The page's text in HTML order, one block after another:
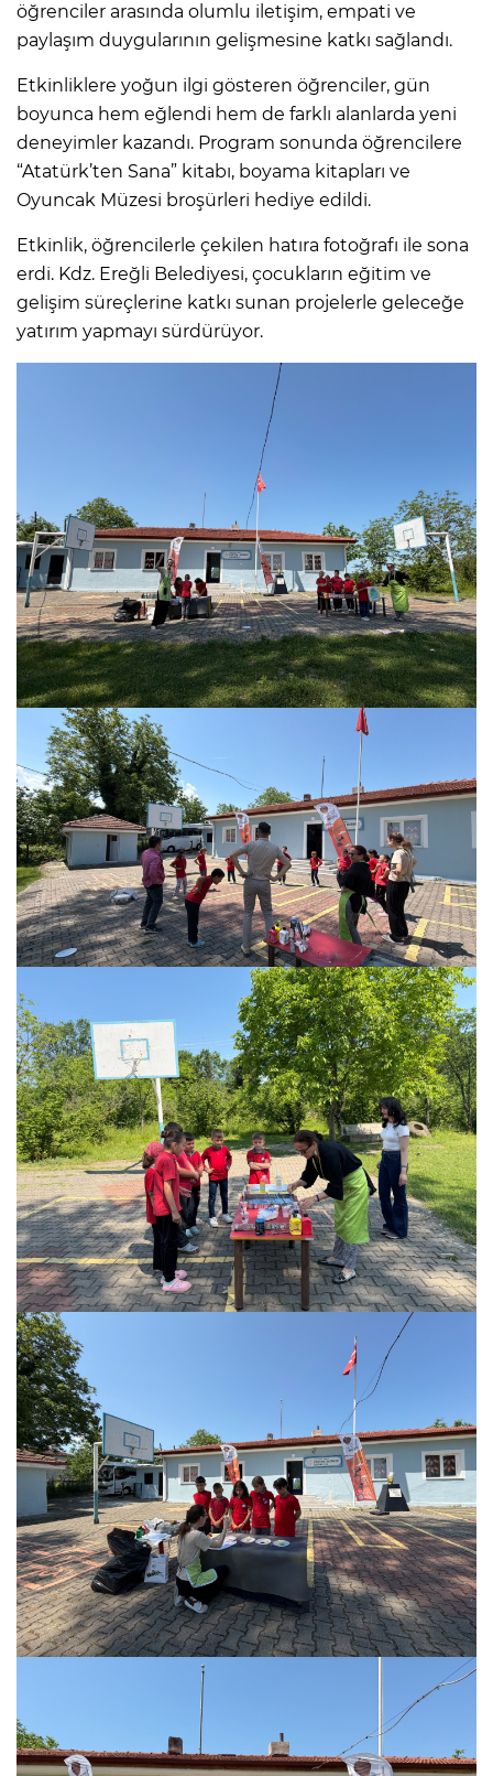
öğrenciler arasında olumlu iletişim, empati ve
paylaşım duygularının gelişmesine katkı sağlandı.
Etkinliklere yoğun ilgi gösteren öğrenciler, gün
boyunca hem eğlendi hem de farklı alanlarda yeni
deneyimler kazandı. Program sonunda öğrencilere
“Atatürk’ten Sana” kitabı, boyama kitapları ve
Oyuncak Müzesi broşürleri hediye edildi.
Etkinlik, öğrencilerle çekilen hatıra fotoğrafı ile sona
erdi. Kdz. Ereğli Belediyesi, çocukların eğitim ve
gelişim süreçlerine katkı sunan projelerle geleceğe
yatırım yapmayı sürdürüyor.